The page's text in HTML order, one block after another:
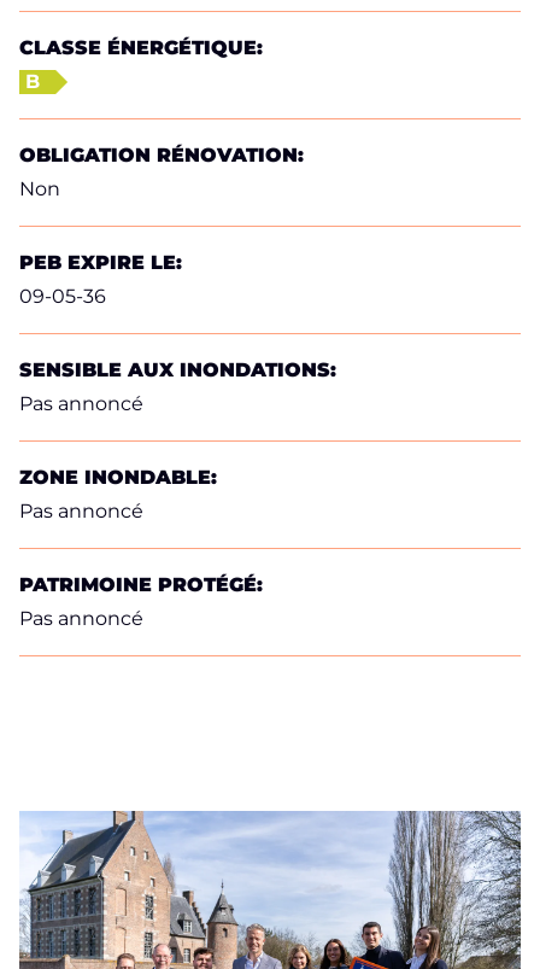
CLASSE ÉNERGÉTIQUE:
B
OBLIGATION RÉNOVATION:
Non
PEB EXPIRE LE:
09-05-36
SENSIBLE AUX INONDATIONS:
Pas annoncé
ZONE INONDABLE:
Pas annoncé
PATRIMOINE PROTÉGÉ:
Pas annoncé